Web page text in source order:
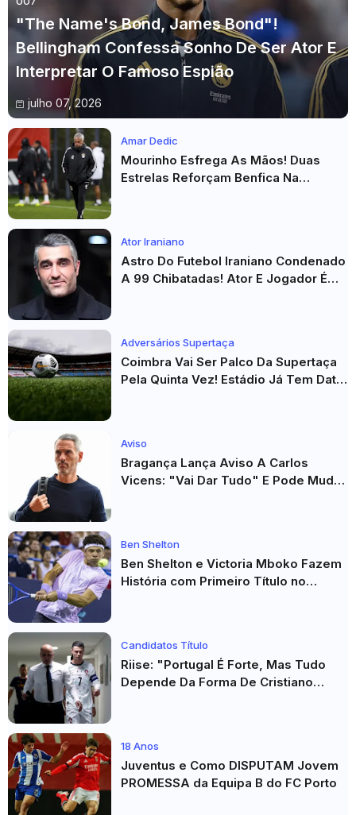
"The Name's Bond, James Bond"!
Bellingham Confessa Sonho De Ser Ator E
Interpretar O Famoso Espião
julho 07, 2026
Amar Dedic
Mourinho Esfrega As Mãos! Duas
Estrelas Reforçam Benfica Na
Ator Iraniano
Astro Do Futebol Iraniano Condenado
A 99 Chibatadas! Ator E Jogador É
Adversários Supertaça
Coimbra Vai Ser Palco Da Supertaça
Pela Quinta Vez! Estádio Já Tem Data
Aviso
Bragança Lança Aviso A Carlos
Vicens: "Vai Dar Tudo" E Pode Mudar
Ben Shelton
Ben Shelton e Victoria Mboko Fazem
História com Primeiro Título no
Candidatos Título
Riise: "Portugal É Forte, Mas Tudo
Depende Da Forma De Cristiano
18 Anos
Juventus e Como DISPUTAM Jovem
PROMESSA da Equipa B do FC Porto